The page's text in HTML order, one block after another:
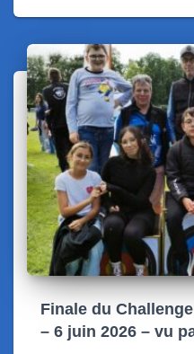
Finale du
– 6 juin 2026 – vu